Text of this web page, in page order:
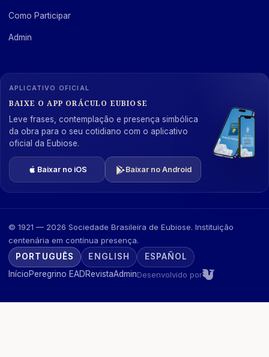
Como Participar
Admin
APLICATIVO OFICIAL
BAIXE O APP ORÁCULO EUBIOSE
Leve frases, contemplação e presença simbólica
da obra para o seu cotidiano com o aplicativo
oficial da Eubiose.
Baixar no iOS Baixar no Android
© 1921 — 2026 Sociedade Brasileira de Eubiose. Instituição
centenária em contínua presença.
PORTUGUÊS
ENGLISH
ESPAÑOL
InícioPeregrino EADRevistaAdminDesenvolvido por